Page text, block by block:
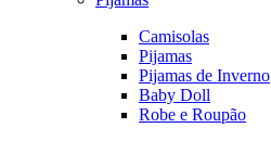
Camisolas
Pijamas
Pijamas de Inverno
Baby Doll
Robe e Roupão